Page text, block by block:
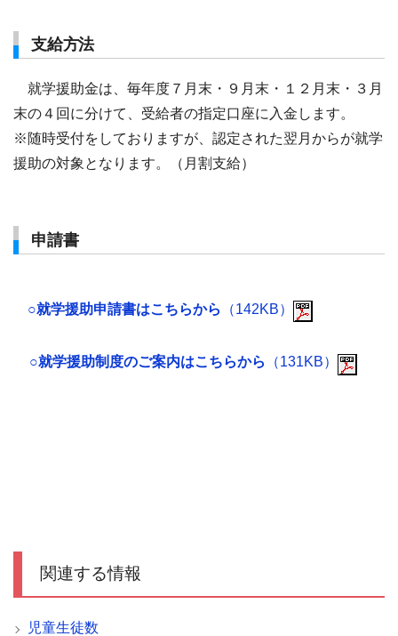
支給方法
就学援助金は、毎年度７月末・９月末・１２月末・３月
末の４回に分けて、受給者の指定口座に入金します。
※随時受付をしておりますが、認定された翌月からが就学
援助の対象となります。（月割支給）
申請書
○就学援助申請書はこちらから （142KB）
○就学援助制度のご案内はこちらから （131KB）
関連する情報
児童生徒数